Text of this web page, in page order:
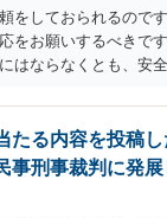
をしておられるので
をお願いするべきで
はならなくとも、安
たる内容を投稿し
事刑事裁判に発